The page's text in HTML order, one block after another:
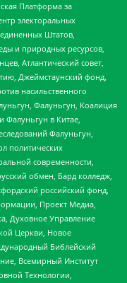
Платформа за
электоральных
Штатов,
и природных ресурсов,
Атлантический совет,
Джеймстаунский фонд,
насильственного
Фалуньгун, Коалиция
Фалуньгун в Китае,
Фалуньгун,
политических
современности,
обмен, Бард колледж,
российский фонд,
Проект Медиа,
Духовное Управление
Церкви, Новое
Библейский
Всемирный Институт
Технологии,